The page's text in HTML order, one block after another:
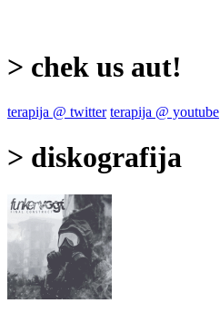
> chek us aut!
terapija @ twitter terapija @ youtube
> diskografija